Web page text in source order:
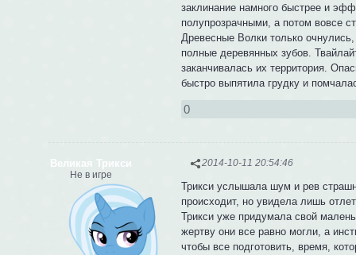
заклинание намного быстрее и
полупрозрачными, а потом вовсе
Древесные Волки только
полные деревянных зубов.
заканчивалась их территория.
быстро выпятила грудку и
0
2014-10-11 20:54:46
Великая Трикси
Не в игре
Трикси услышала шум и рев
происходит, но увидела лишь
Трикси уже придумала свой
жертву они все равно могли, а
чтобы все подготовить, время,